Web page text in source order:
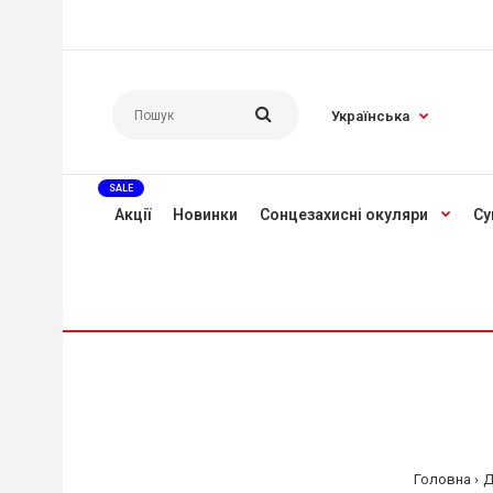
Українська
Акції
SALE
Новинки Сонцезахисні окуляри
Головна